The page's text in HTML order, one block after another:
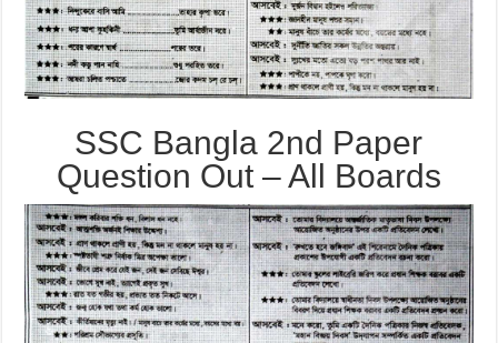
SSC Bangla 2nd Paper
Question Out – All Boards